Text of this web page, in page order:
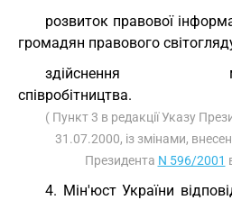
розвиток правової
громадян правового
здійснення
співробітництва.
( Пункт 3 в редакції Указу
31.07.2000, із змінами,
Президента N 596/2001
4. Мін'юст України